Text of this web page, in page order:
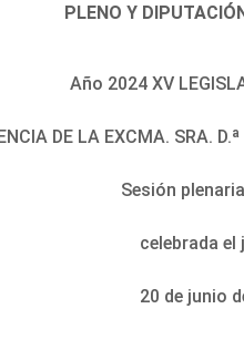
PLENO Y
Año 2024 XV
DE LA EXCMA. SRA.
Sesión
celebrada el
20 de junio